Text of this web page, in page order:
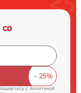
со
c политикой